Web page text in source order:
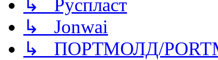
↳ Руспласт
↳ Jonwai
↳ ПОРТМОЛД/